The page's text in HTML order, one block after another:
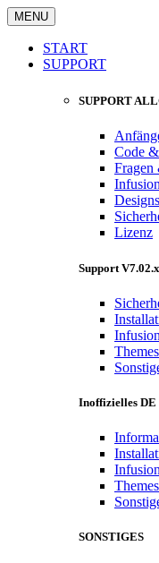
MENU
START
SUPPORT
SUPPORT
Code
Fragen
Designs
Lizenz
Support
Inoffizielles DE
SONSTIGES